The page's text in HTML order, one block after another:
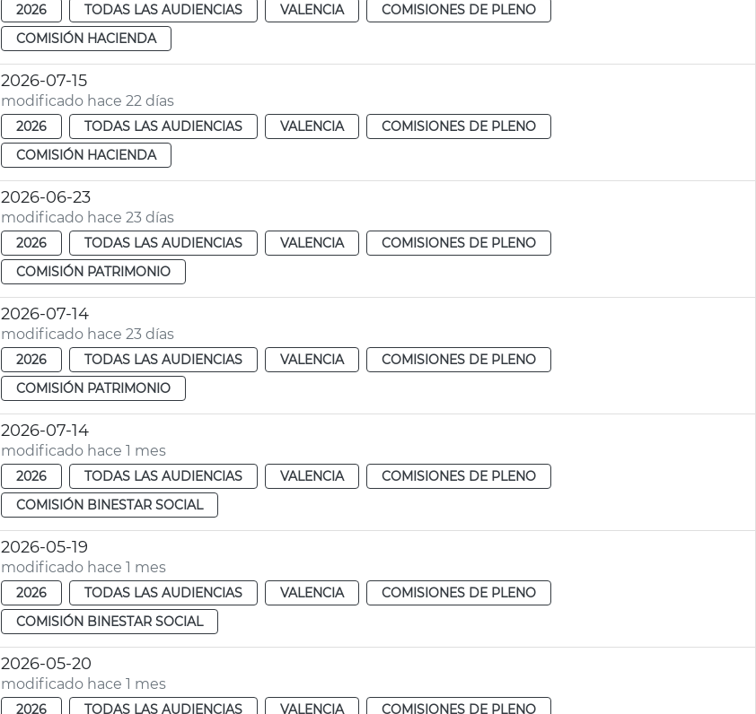
2026 TODAS LAS AUDIENCIAS VALENCIA
COMISIONES DE PLENO
COMISIÓN HACIENDA
2026-07-15
modificado hace 22 días
2026 TODAS LAS AUDIENCIAS VALENCIA
COMISIONES DE PLENO
COMISIÓN HACIENDA
2026-06-23
modificado hace 23 días
2026 TODAS LAS AUDIENCIAS VALENCIA
COMISIONES DE PLENO
COMISIÓN PATRIMONIO
2026-07-14
modificado hace 23 días
2026 TODAS LAS AUDIENCIAS VALENCIA
COMISIONES DE PLENO
COMISIÓN PATRIMONIO
2026-07-14
modificado hace 1 mes
2026 TODAS LAS AUDIENCIAS VALENCIA
COMISIONES DE PLENO
COMISIÓN BINESTAR SOCIAL
2026-05-19
modificado hace 1 mes
2026 TODAS LAS AUDIENCIAS VALENCIA
COMISIONES DE PLENO
COMISIÓN BINESTAR SOCIAL
2026-05-20
modificado hace 1 mes
2026 TODAS LAS AUDIENCIAS VALENCIA
COMISIONES DE PLENO